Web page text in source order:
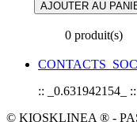
0 produit(s)
:: _0.631942154_
© KIOSKLINEA ® -